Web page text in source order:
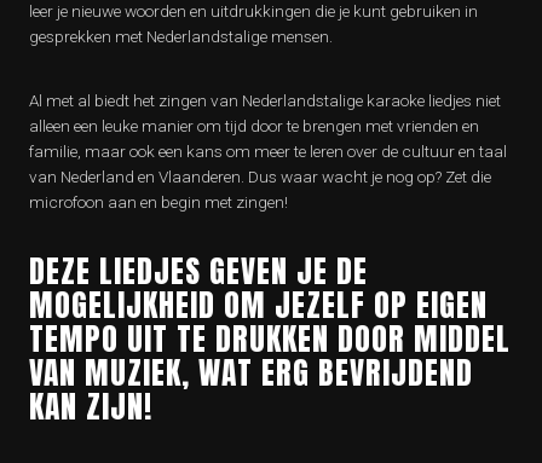
leer je nieuwe woorden en uitdrukkingen die je kunt gebruiken in
gesprekken met Nederlandstalige mensen.
Al met al biedt het zingen van Nederlandstalige karaoke liedjes niet
alleen een leuke manier om tijd door te brengen met vrienden en
familie, maar ook een kans om meer te leren over de cultuur en taal
van Nederland en Vlaanderen. Dus waar wacht je nog op? Zet die
microfoon aan en begin met zingen!
DEZE LIEDJES GEVEN JE DE
MOGELIJKHEID OM JEZELF OP EIGEN
TEMPO UIT TE DRUKKEN DOOR MIDDEL
VAN MUZIEK, WAT ERG BEVRIJDEND
KAN ZIJN!